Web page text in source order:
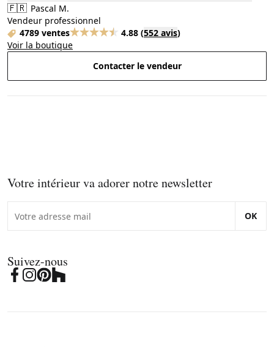
🇫🇷 Pascal M.
Vendeur professionnel
4789 ventes
4.88 (552 avis)
Voir la boutique
Contacter le vendeur
Votre intérieur va adorer notre newsletter
OK
Suivez-nous